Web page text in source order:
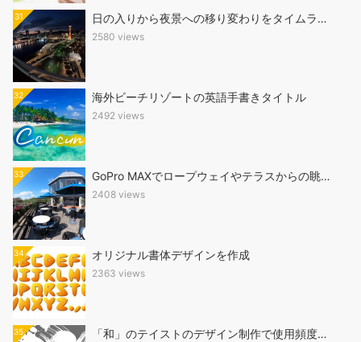
31 日の入りから夜景への移り変わりをタイムラ…
2580 views
32 海外ビーチリゾートの英語手書きタイトル
2492 views
33 GoPro MAXでロープウェイやテラスからの眺…
2408 views
34 オリジナル書体デザインを作成
2363 views
35 「和」のテイストのデザイン制作で使用頻度…